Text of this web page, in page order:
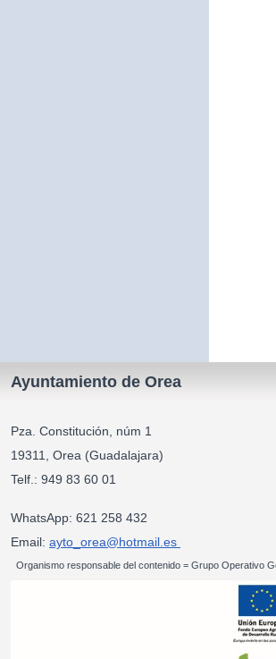
Ayuntamiento de Orea
Pza. Constitución, núm 1
19311, Orea (Guadalajara)
Telf.: 949 83
WhatsApp: 621 258 432
Email: ayto_orea@hotmail.es
Organismo responsable del contenido = Grupo Operativo